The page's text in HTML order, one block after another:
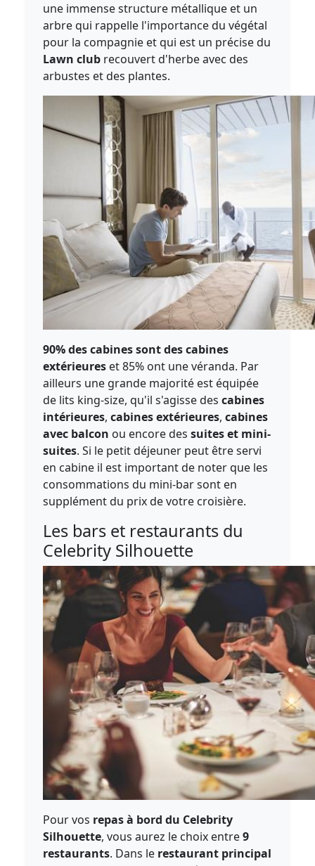
une immense structure métallique et un
arbre qui rappelle l'importance du végétal
pour la compagnie et qui est un précise du
Lawn club recouvert d'herbe avec des
arbustes et des plantes.
90% des cabines sont des cabines
extérieures et 85% ont une véranda. Par
ailleurs une grande majorité est équipée
de lits king-size, qu'il s'agisse descabines
intérieures,cabines extérieures,cabines
avec balcon ou encore dessuites et mini-
suites. Si le petit déjeuner peut être servi
en cabine il est important de noter que les
consommations du mini-bar sont en
supplément du prix de votre croisière.
Les bars et restaurants du
Celebrity Silhouette
Pour vos repas à bord du Celebrity
Silhouette, vous aurez le choix entre9
restaurants. Dans le restaurant principal